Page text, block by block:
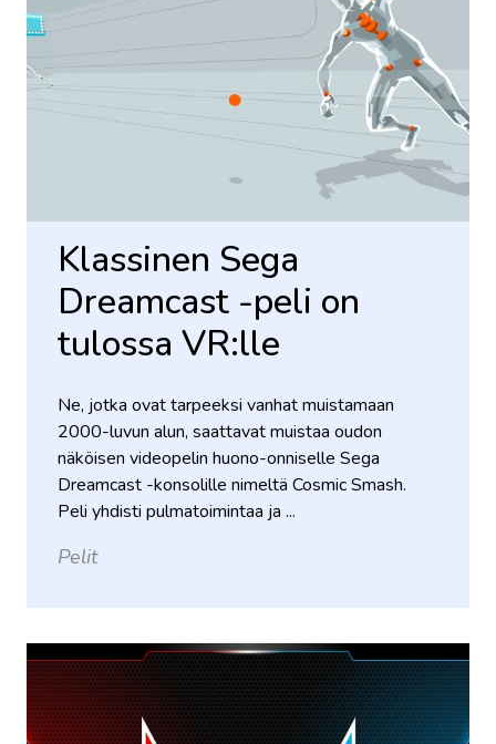
Klassinen Sega
Dreamcast -peli on
tulossa VR:lle
Ne, jotka ovat tarpeeksi vanhat muistamaan
2000-luvun alun, saattavat muistaa oudon
näköisen videopelin huono-onniselle Sega
Dreamcast -konsolille nimeltä Cosmic Smash.
Peli yhdisti pulmatoimintaa ja ...
Pelit